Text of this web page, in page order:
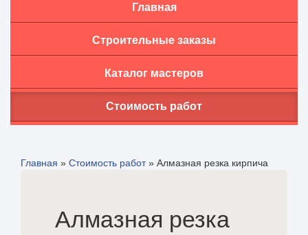
Главная
Строительные заказы
Каталог мастеров
Стоимость работ
Главная » Стоимость работ» Алмазная резка кирпича
Алмазная резка